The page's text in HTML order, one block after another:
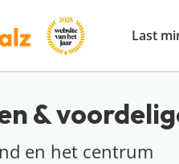
Last
&
en het centrum